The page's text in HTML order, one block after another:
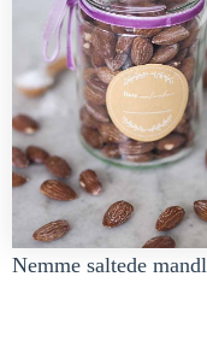
Nemme saltede